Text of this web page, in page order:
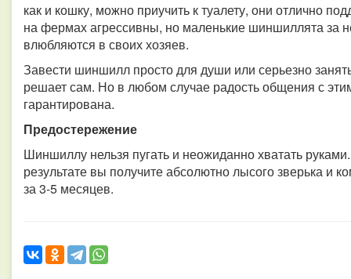
как и кошку, можно приучить к туалету, они отлично
на фермах агрессивны, но маленькие шиншиллята за
влюбляются в своих хозяев.
Завести шиншилл просто для души или серьезно
решает сам. Но в любом случае радость общения с
гарантирована.
Предостережение
Шиншиллу нельзя пугать и неожиданно хватать
результате вы получите абсолютно лысого зверька и
за 3-5 месяцев.